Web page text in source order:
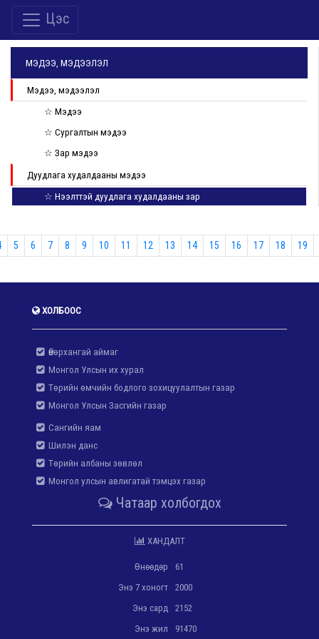
Цэс
МЭДЭЭ, МЭДЭЭЛЭЛ
Мэдээ, мэдээлэл
☆ Мэдээ
☆ Сургалтын мэдээ
☆ Зар мэдээ
Дуудлага худалдааны мэдээ
☆ Нээлттэй дуудлага худалдааны зар
5 6 7 8 9 10 11 12 13 14 15 16 17 18 19
ХОЛБООС
Өвөрхангай аймаг
Монгол Улсын их хурал
Төрийн өмчийн бодлого зохицуулалтын газар
Монгол Улсын Засгийн газар
Сангийн яам
Шилэн данс
Төрийн албаны зөвлөл
Монгол улсын авлигатай тэмцэх газар
Чатаар холбогдох
ХАНДАЛТ
Өнөөдөр
61
Энэ 7 хоногт
2000
Энэ сард
2152
Энэ жил
91470